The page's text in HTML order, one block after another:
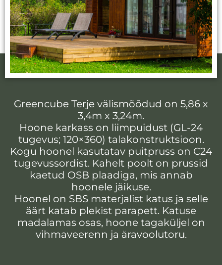
Greencube Terje välismõõdud on 5,86 x
3,4m x 3,24m.
Hoone karkass on liimpuidust (GL-24
tugevus; 120×360) talakonstruktsioon.
Kogu hoonel kasutatav puitpruss on C24
tugevussordist. Kahelt poolt on prussid
kaetud OSB plaadiga, mis annab
hoonele jäikuse.
Hoonel on SBS materjalist katus ja selle
äärt katab plekist parapett. Katuse
madalamas osas, hoone tagaküljel on
vihmaveerenn ja äravoolutoru.